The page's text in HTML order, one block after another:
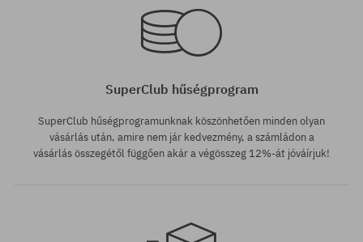
SuperClub hűségprogram
SuperClub hűségprogramunknak köszönhetően minden olyan
vásárlás után, amire nem jár kedvezmény, a számládon a
vásárlás összegétől függően akár a végösszeg 12%-át jóváírjuk!